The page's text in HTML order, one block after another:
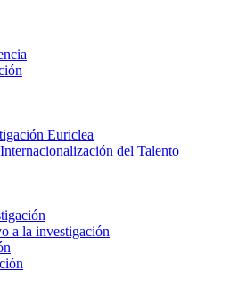
Euriclea
del Talento
a la investigación